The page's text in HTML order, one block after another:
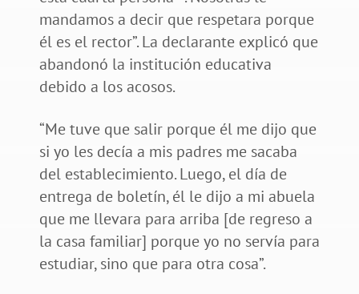
mandamos a decir que respetara porque
él es el rector”. La declarante explicó que
abandonó la institución educativa
debido a los acosos.
“Me tuve que salir porque él me dijo que
si yo les decía a mis padres me sacaba
del establecimiento. Luego, el día de
entrega de boletín, él le dijo a mi abuela
que me llevara para arriba [de regreso a
la casa familiar] porque yo no servía para
estudiar, sino que para otra cosa”.